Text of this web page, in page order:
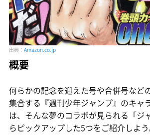
出典： Amazon.co.jp
概要
何らかの記念を迎えた号や合併号など
集合する『週刊少年ジャンプ』のキャ
は、そんな夢のコラボが見られる「ジ
らピックアップした5つをご紹介しよう